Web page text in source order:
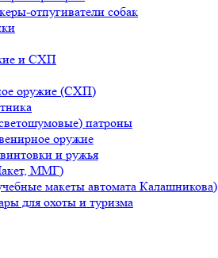
отпугиватели собак
и СХП
оружие (СХП)
патроны
оружие
и ружья
ММГ)
макеты автомата Калашникова)
для охоты и туризма